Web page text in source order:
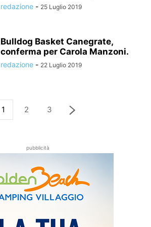
redazione - 25 Luglio 2019
Bulldog Basket Canegrate,
conferma per Carola Manzoni.
redazione - 22 Luglio 2019
1 2 3
pubblicità